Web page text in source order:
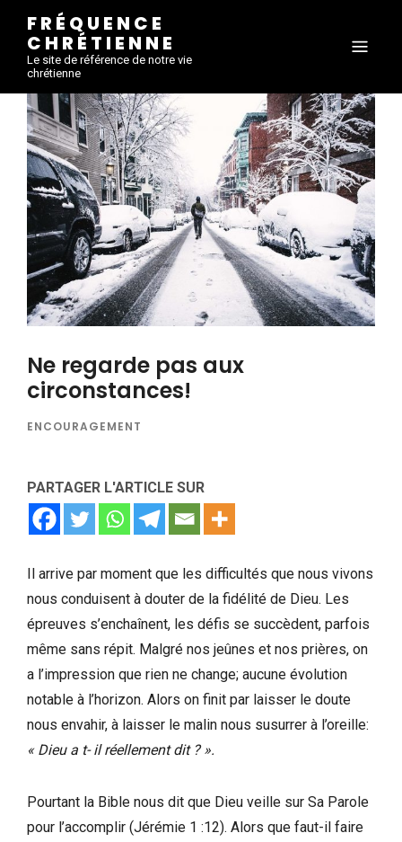
FRÉQUENCE
CHRÉTIENNE
Le site de référence de notre vie
chrétienne
Ne regarde pas aux
circonstances!
ENCOURAGEMENT
PARTAGER L'ARTICLE SUR
Il arrive par moment que les difficultés que nous vivons
nous conduisent à douter de la fidélité de Dieu. Les
épreuves s’enchaînent, les défis se succèdent, parfois
même sans répit. Malgré nos jeûnes et nos prières, on
a l’impression que rien ne change; aucune évolution
notable à l’horizon. Alors on finit par laisser le doute
nous envahir, à laisser le malin nous susurrer à l’oreille:
« Dieu a t- il réellement dit ? ».
Pourtant la Bible nous dit que Dieu veille sur Sa Parole
pour l’accomplir (Jérémie 1 :12). Alors que faut-il faire